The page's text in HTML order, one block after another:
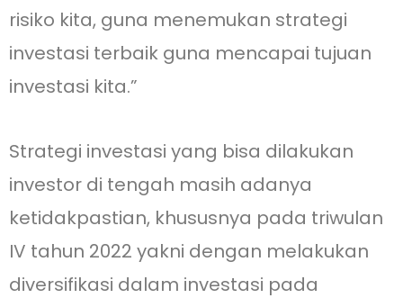
risiko kita, guna menemukan strategi
investasi terbaik guna mencapai tujuan
investasi kita.”
Strategi investasi yang bisa dilakukan
investor di tengah masih adanya
ketidakpastian, khususnya pada triwulan
IV tahun 2022 yakni dengan melakukan
diversifikasi dalam investasi pada